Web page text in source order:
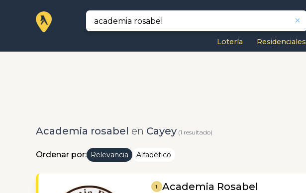
Lotería Residenciales
Academia rosabel en Cayey (1 resultado)
Ordenar por: Relevancia Alfabético
1 Academia Rosabel